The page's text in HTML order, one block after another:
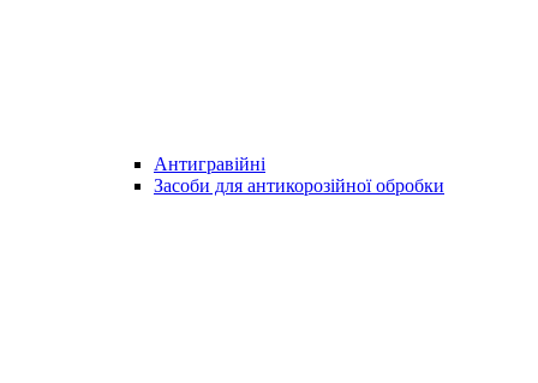
Антигравійні
Засоби для антикорозійної обробки